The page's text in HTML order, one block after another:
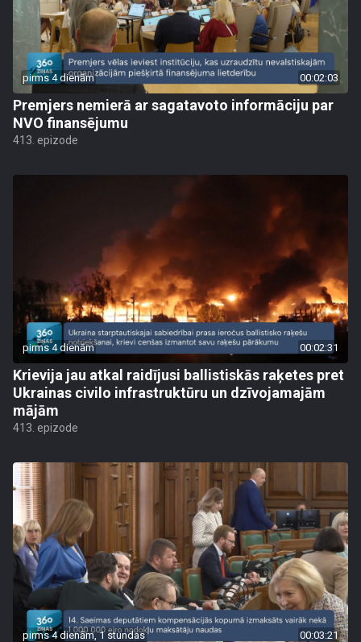
pirms 4 dienām 00:02:03
Premjers nemierā ar sagatavoto informāciju par
NVO finansējumu
413. epizode
pirms 4 dienām 00:02:31
Krievija jau atkal raidījusi ballistiskās raķetes pret
Ukrainas civilo infrastruktūru un dzīvojamajām
mājām
413. epizode
pirms 4 dienām, 1 stundas 00:03:21